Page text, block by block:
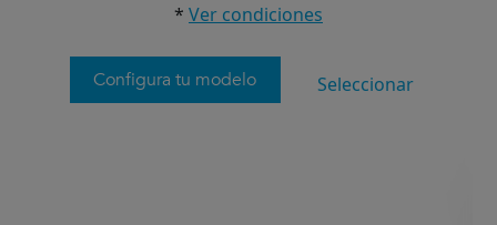
* Ver condiciones
Configura tu modelo Seleccionar